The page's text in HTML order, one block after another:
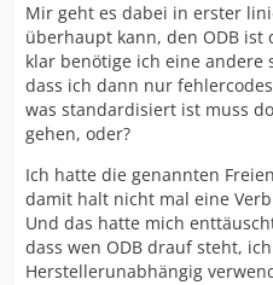
Mir geht es dabei in erster
überhaupt kann, den ODB ist
klar benötige ich eine andere
dass ich dann nur
was standardisiert ist muss
gehen, oder?
Ich hatte die genannten
damit halt nicht mal eine
Und das hatte mich
dass wen ODB drauf steht,
Herstellerunabhängig